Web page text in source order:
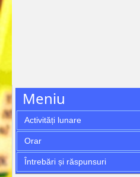
Meniu
Activități lunare
Orar
Întrebări și răspunsuri